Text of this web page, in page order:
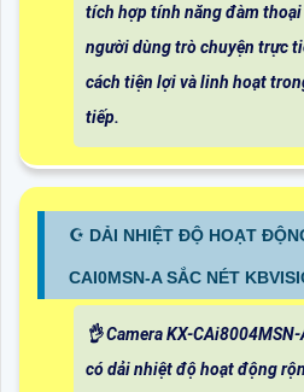
tích hợp tính năng đàm
người dùng trò chuyện trực
cách tiện lợi và linh hoạt
tiếp.
☪ DẢI NHIỆT ĐỘ HOẠT
CAI0MSN-A SẮC NÉT
👌 Camera KX-
có dải nhiệt độ hoạt động